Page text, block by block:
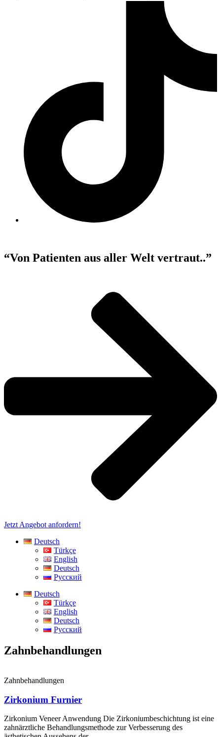
“Von Patienten aus aller Welt vertraut..”
Jetzt Angebot anfordern!
Deutsch
Türkçe
English
Deutsch
Русский
Deutsch
Türkçe
English
Deutsch
Русский
Zahnbehandlungen
Zahnbehandlungen
Zirkonium Furnier
Zirkonium Veneer Anwendung Die Zirkoniumbeschichtung ist eine
zahnärztliche Behandlungsmethode zur Verbesserung des